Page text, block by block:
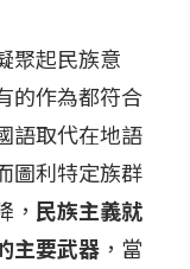
聚起民族意
的作為都符合
語取代在地語
圖利特定族群
， 民族主義就
主要武器 ，當